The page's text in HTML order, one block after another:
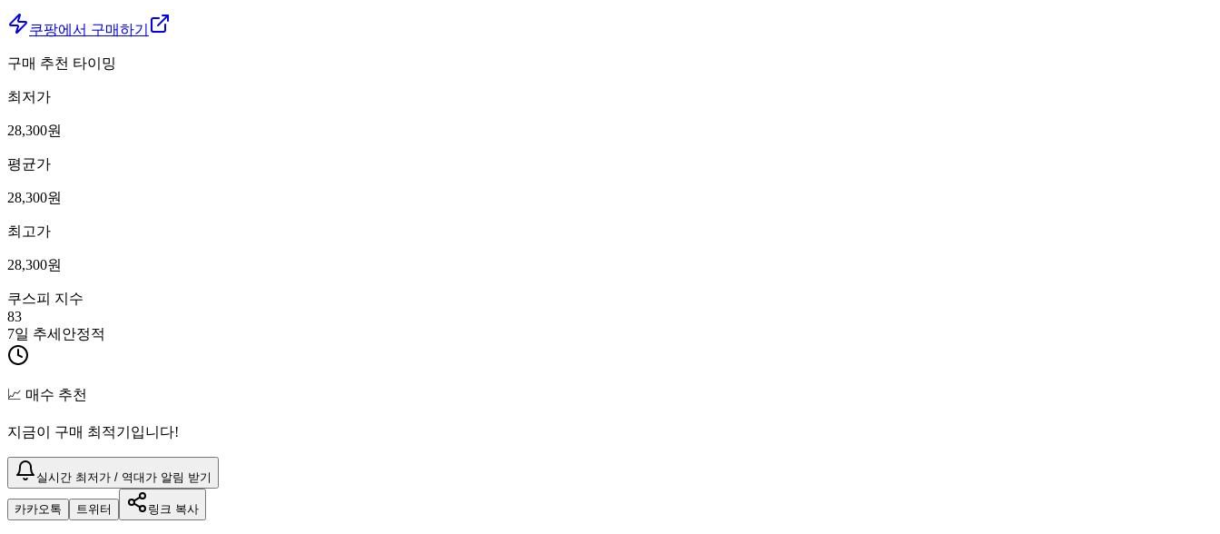
쿠팡에서 구매하기
구매 추천 타이밍
최저가
28,300원
평균가
28,300원
최고가
28,300원
쿠스피 지수
83
7일 추세 안정적
📈 매수 추천
지금이 구매 최적기입니다!
실시간 최저가 / 역대가 알림 받기
카카오톡 트위터 링크 복사